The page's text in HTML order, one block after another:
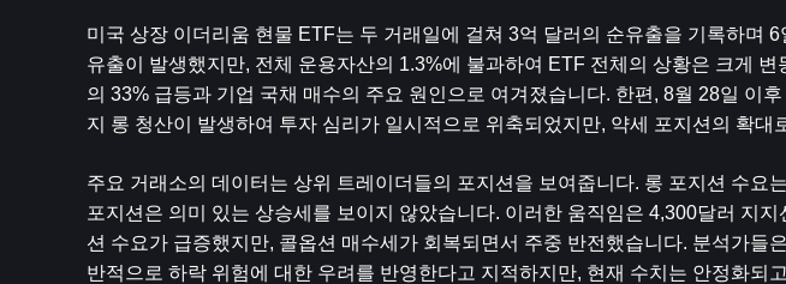
미국 상장 이더리움 현물 ETF는 두 거래일에 걸쳐 3억 달러의 순유출을 기록하며
유출이 발생했지만, 전체 운용자산의 1.3%에 불과하여 ETF 전체의 상황은 크게
의 33% 급등과 기업 국채 매수의 주요 원인으로 여겨졌습니다. 한편, 8월 28일 이
지 롱 청산이 발생하여 투자 심리가 일시적으로 위축되었지만, 약세 포지션의 확대
주요 거래소의 데이터는 상위 트레이더들의 포지션을 보여줍니다. 롱 포지션 수요
포지션은 의미 있는 상승세를 보이지 않았습니다. 이러한 움직임은 4,300달러 지
션 수요가 급증했지만, 콜옵션 매수세가 회복되면서 주중 반전했습니다. 분석가들
반적으로 하락 위험에 대한 우려를 반영한다고 지적하지만, 현재 수치는 안정화되